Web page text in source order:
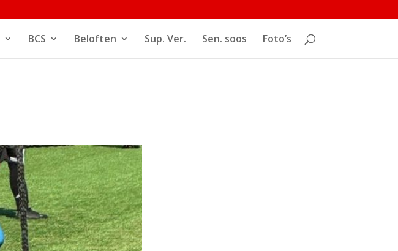
BCS Beloften Sup. Ver. Sen. soos Foto’s